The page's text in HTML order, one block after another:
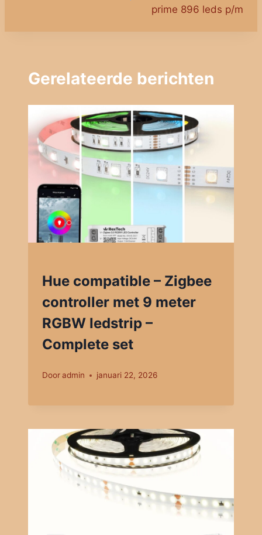
prime 896 leds p/m
Gerelateerde berichten
Hue compatible – Zigbee
controller met 9 meter
RGBW ledstrip –
Complete set
Dooradmin januari 22, 2026